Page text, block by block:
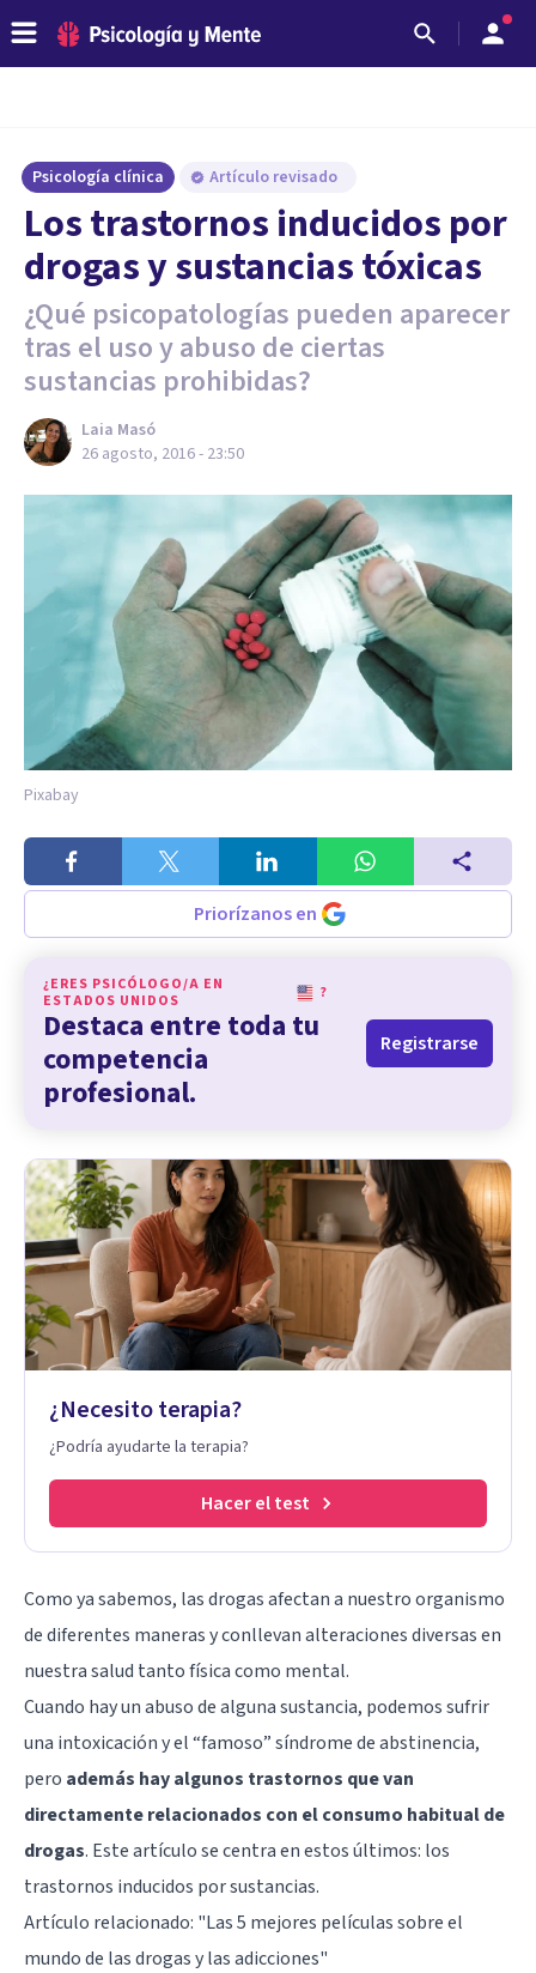
Psicología clínica Artículo revisado
​Los trastornos inducidos por
drogas y sustancias tóxicas
¿Qué psicopatologías pueden aparecer
tras el uso y abuso de ciertas
sustancias prohibidas?
Laia Masó
26 agosto, 2016 - 23:50
Pixabay
Priorízanos en
¿ERES PSICÓLOGO/A EN
ESTADOS UNIDOS
?
Destaca entre toda tu
competencia
profesional.
Registrarse
¿Necesito terapia?
¿Podría ayudarte la terapia?
Hacer el test
Como ya sabemos, las drogasafectan a nuestro organismo
de diferentes maneras y conllevan alteraciones diversas en
nuestra salud tanto física como mental.
Cuando hay un abuso de alguna sustancia, podemos sufrir
una intoxicación y el “famoso” síndrome de abstinencia,
pero además hay algunos trastornos que van
directamente relacionados con el consumo habitual de
drogas. Este artículo se centra en estos últimos: los
trastornos inducidos por sustancias.
Artículo relacionado: "Las 5 mejores películas sobre el
mundo de las drogas y las adicciones"